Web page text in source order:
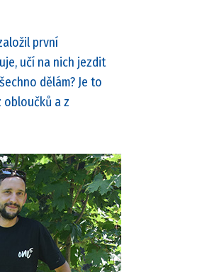
první
učí na nich jezdit
dělám? Je to
a z